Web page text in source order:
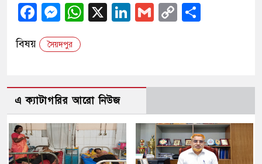
Facebook
Messenger
WhatsApp
X LinkedIn
Gmail
Copy
বিষয় সৈয়দপুর
এ ক্যাটাগরির আরো নিউজ